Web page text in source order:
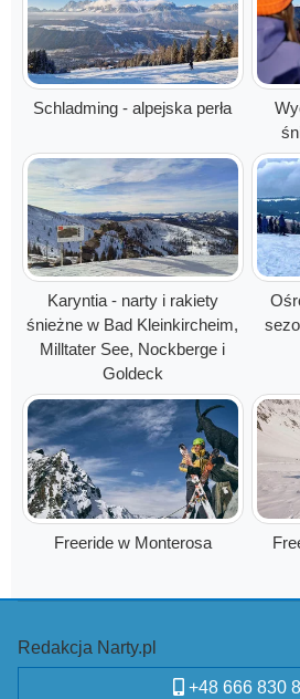
Schladming - alpejska perła
Karyntia - narty i rakiety
śnieżne w Bad Kleinkircheim,
Milltater See, Nockberge i
Goldeck
Freeride w Monterosa
Redakcja Narty.pl
+48 666 830